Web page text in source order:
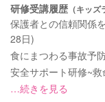
研修受講履歴 （キッズ
保護者との信頼関係
28日)
食にまつわる事故予
安全サポート研修~
…続きを見る